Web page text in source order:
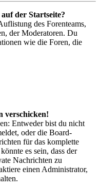
der Startseite?
des Forenteams,
der Moderatoren. Du
wie die Foren, die
verschicken!
Entweder bist du nicht
oder die Board-
für das komplette
es sein, dass der
Nachrichten zu
einen Administrator,